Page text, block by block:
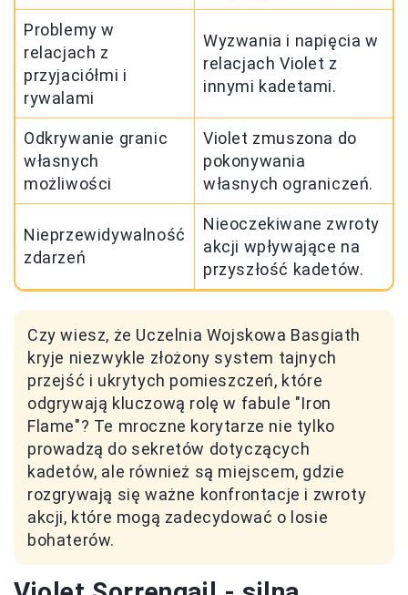
Problemy w
relacjach z
przyjaciółmi i
rywalami
Wyzwania i napięcia w
relacjach Violet z
innymi kadetami.
Odkrywanie granic
własnych
możliwości
Violet zmuszona do
pokonywania
własnych ograniczeń.
Nieprzewidywalność
zdarzeń
Nieoczekiwane zwroty
akcji wpływające na
przyszłość kadetów.
Czy wiesz, że Uczelnia Wojskowa Basgiath
kryje niezwykle złożony system tajnych
przejść i ukrytych pomieszczeń, które
odgrywają kluczową rolę w fabule "Iron
Flame"? Te mroczne korytarze nie tylko
prowadzą do sekretów dotyczących
kadetów, ale również są miejscem, gdzie
rozgrywają się ważne konfrontacje i zwroty
akcji, które mogą zadecydować o losie
bohaterów.